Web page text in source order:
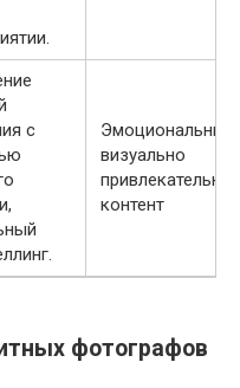
с
Эмоциональный
визуально
контент
фотографов